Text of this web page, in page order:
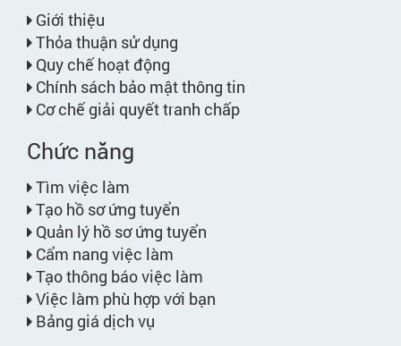
Giới thiệu
Thỏa thuận sử dụng
Quy chế hoạt động
Chính sách bảo mật thông tin
Cơ chế giải quyết tranh chấp
Chức năng
Tìm việc làm
Tạo hồ sơ ứng tuyển
Quản lý hồ sơ ứng tuyển
Cẩm nang việc làm
Tạo thông báo việc làm
Việc làm phù hợp với bạn
Bảng giá dịch vụ